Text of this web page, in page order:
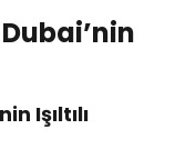
Işıltılı